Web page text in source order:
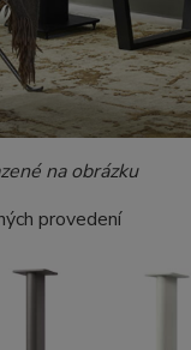
na obrázku
provedení